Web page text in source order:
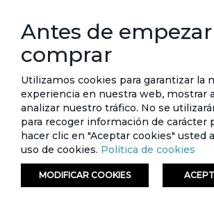
Conoce toda la información sobre últimas
eventos y ofertas.
Subscríbete a nuestro newsletter
© ETAFASHION 2023. Todos los
Antes de
comprar
Utilizamos cookies para garantizar la
experiencia en nuestra web, mostrar
analizar nuestro tráfico. No se
para recoger información de carácter
hacer clic en "Aceptar cookies" usted
uso de cookies. Política de cookies
MODIFICAR COOKIES